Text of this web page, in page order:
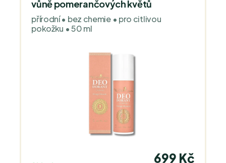
vůně pomerančových květů
přírodní • bez chemie • pro citlivou
pokožku • 50 ml
699 Kč